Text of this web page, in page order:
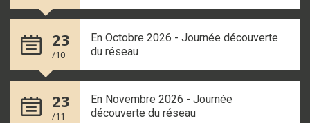
23
/10
En Octobre 2026 - Journée découverte
du réseau
23
/11
En Novembre 2026 - Journée
découverte du réseau